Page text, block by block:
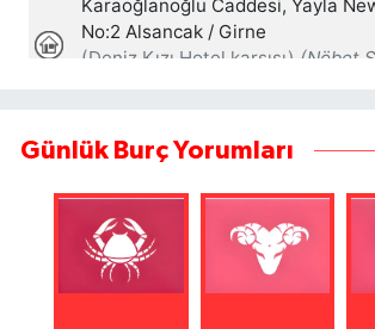
Günlük Burç Yorumları